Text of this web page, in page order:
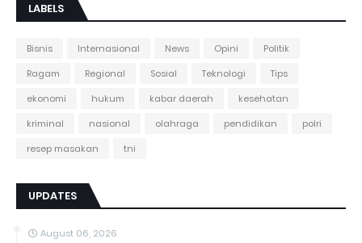
LABELS
Bisnis Internasional News Opini
Politik
Ragam
Regional Sosial Teknologi
Tips
ekonomi
hukum kabar daerah
kesehatan
kriminal
nasional olahraga pendidikan
polri
resep masakan
tni
UPDATES
August 06, 2026